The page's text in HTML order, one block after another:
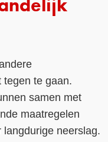
tegen te gaan.
samen met
maatregelen
neerslag.